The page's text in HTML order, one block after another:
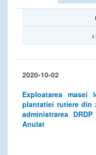
2020-10-02
Exploatarea masei
plantatiei rutiere din
administrarea
Anulat